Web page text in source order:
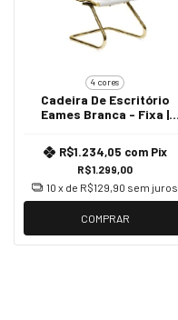
4 cores
Cadeira De Escritório
Eames Branca - Fixa |
R$1.299,00
R$1.234,05 com Pix
10 x de R$129,90 sem juros
COMPRAR